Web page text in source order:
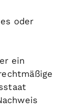
oder
ein